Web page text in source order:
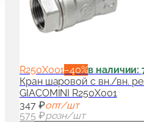
R250X001−40%в наличии:
Кран шаровой с вн./вн.
GIACOMINI R250X001
347 ₽опт/шт
575 ₽розн/шт